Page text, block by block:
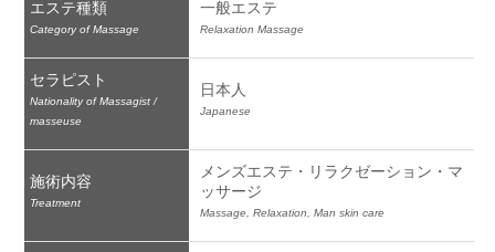
エステ種類
Category of Massage
一般エステ
Relaxation Massage
セラピスト
Nationality of Massagist /
masseuse
日本人
Japanese
施術内容
Treatment
メンズエステ・リラクゼーション・マ
ッサージ
Massage, Relaxation, Man skin care